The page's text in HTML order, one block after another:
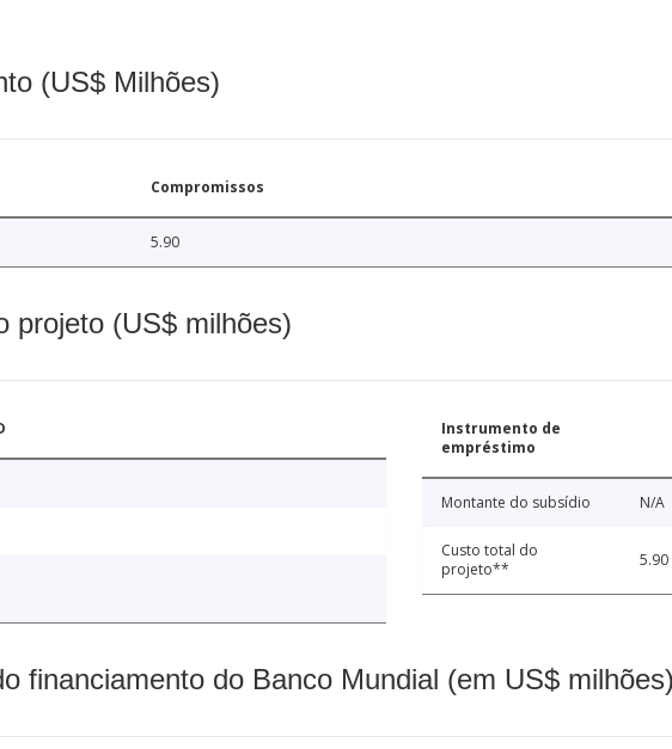
(US$ Milhões)
Compromissos
5.90
projeto (US$ milhões)
Instrumento de
empréstimo
Montante do subsídio N/A
Custo total do
projeto**
5.90
financiamento do Banco Mundial (em US$